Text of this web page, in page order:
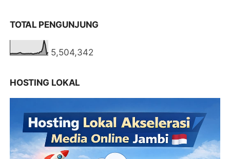
TOTAL PENGUNJUNG
5,504,342
HOSTING LOKAL